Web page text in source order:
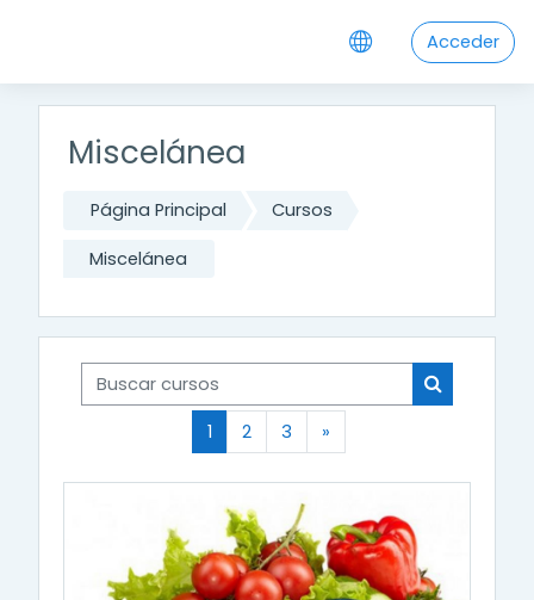
Acceder
Miscelánea
Página Principal Cursos
Miscelánea
Buscar cursos
Buscar
1 (actual)
2 3 »